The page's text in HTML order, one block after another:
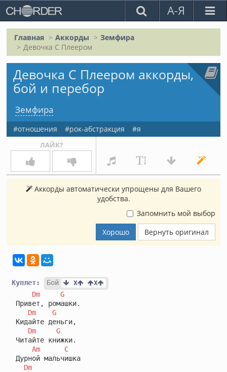
А-Я
Главная Аккорды
Земфира
Девочка С Плеером
Девочка С Плеером аккорды,
бой и перебор
Земфира
отношения рок-абстракция я
ЛАЙК?
Аккорды автоматически упрощены для Вашего
удобства.
Запомнить мой выбор
Хорошо
Вернуть оригинал
Куплет: Бой X X
Dm
G
Привет, ромашки.
Dm
G
Кидайте деньги,
Dm
G
Читайте книжки.
Am
C
Дурной мальчишка
Dm